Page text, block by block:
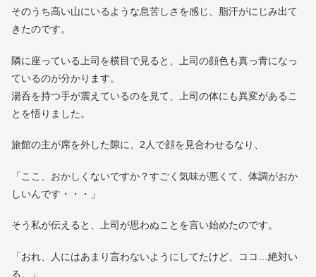
そのうち高い山にいるような息苦しさを感じ、脂汗がにじみ出て
きたのです。
隣に座っている上司を横目で見ると、上司の顔色も真っ青になっ
ているのが分かります。
湯呑を持つ手が震えているのを見て、上司の体にも異変があるこ
とを悟りました。
旅館の主が席を外した隙に、2人で顔を見合わせるなり、
「ここ、おかしくないですか？すごく気味が悪くて、体調がおか
しいんです・・・」
そう私が伝えると、上司が思わぬことを言い始めたのです。
「おれ、人にはあまり言わないようにしてたけど、ココ…絶対い
る。」